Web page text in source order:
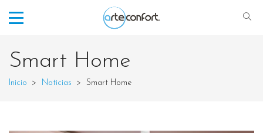
Smart Home
Inicio > Noticias > Smart Home